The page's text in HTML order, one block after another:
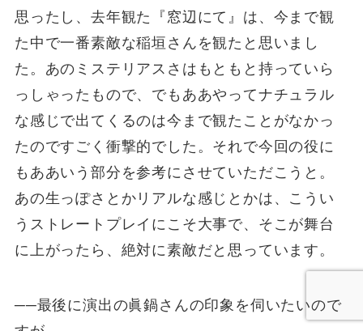
思ったし、去年観た『窓辺にて』は、今まで観
た中で一番素敵な稲垣さんを観たと思いまし
た。あのミステリアスさはもともと持っていら
っしゃったもので、でもああやってナチュラル
な感じで出てくるのは今まで観たことがなかっ
たのですごく衝撃的でした。それで今回の役に
もああいう部分を参考にさせていただこうと。
あの生っぽさとかリアルな感じとかは、こうい
うストレートプレイにこそ大事で、そこが舞台
に上がったら、絶対に素敵だと思っています。
──最後に演出の眞鍋さんの印象を伺いたいので